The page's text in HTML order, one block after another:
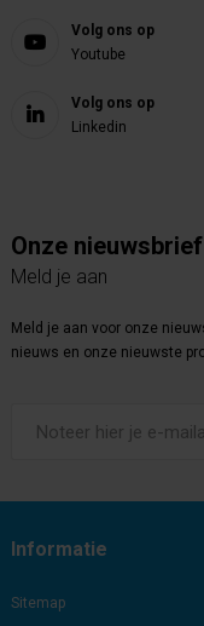
Volg ons op
Youtube
Volg ons op
Linkedin
Onze nieuwsbrief
Meld je aan
Meld je aan voor onze
nieuws en onze nieuwste
Informatie
Sitemap